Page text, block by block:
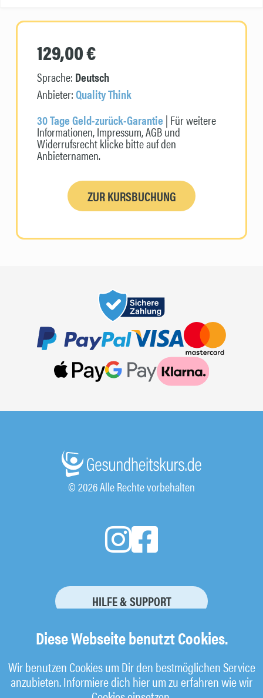
129,00 €
Sprache: Deutsch
Anbieter:Quality Think
30 Tage Geld-zurück-Garantie| Für weitere
Informationen, Impressum, AGB und
Widerrufsrecht klicke bitte auf den
Anbieternamen.
ZUR KURSBUCHUNG
© 2026 Alle Rechte vorbehalten
HILFE & SUPPORT
KURSBUCHUNG STORNIEREN
Impressum
Diese Webseite benutzt Cookies.
Wir benutzen Cookies um Dir den bestmöglichen Service
anzubieten. Informiere dich hier um zu erfahren wie wir